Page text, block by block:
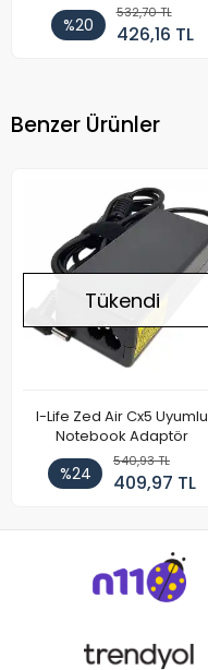
%20
532,70 TL
426,16 TL
Benzer Ürünler
Tükendi
I-Life Zed Air Cx5 Uyumlu
Notebook Adaptör
%24
540,93 TL
409,97 TL